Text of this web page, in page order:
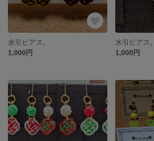
水引ピアス。
1,000円
水引ピアス。
1,000円